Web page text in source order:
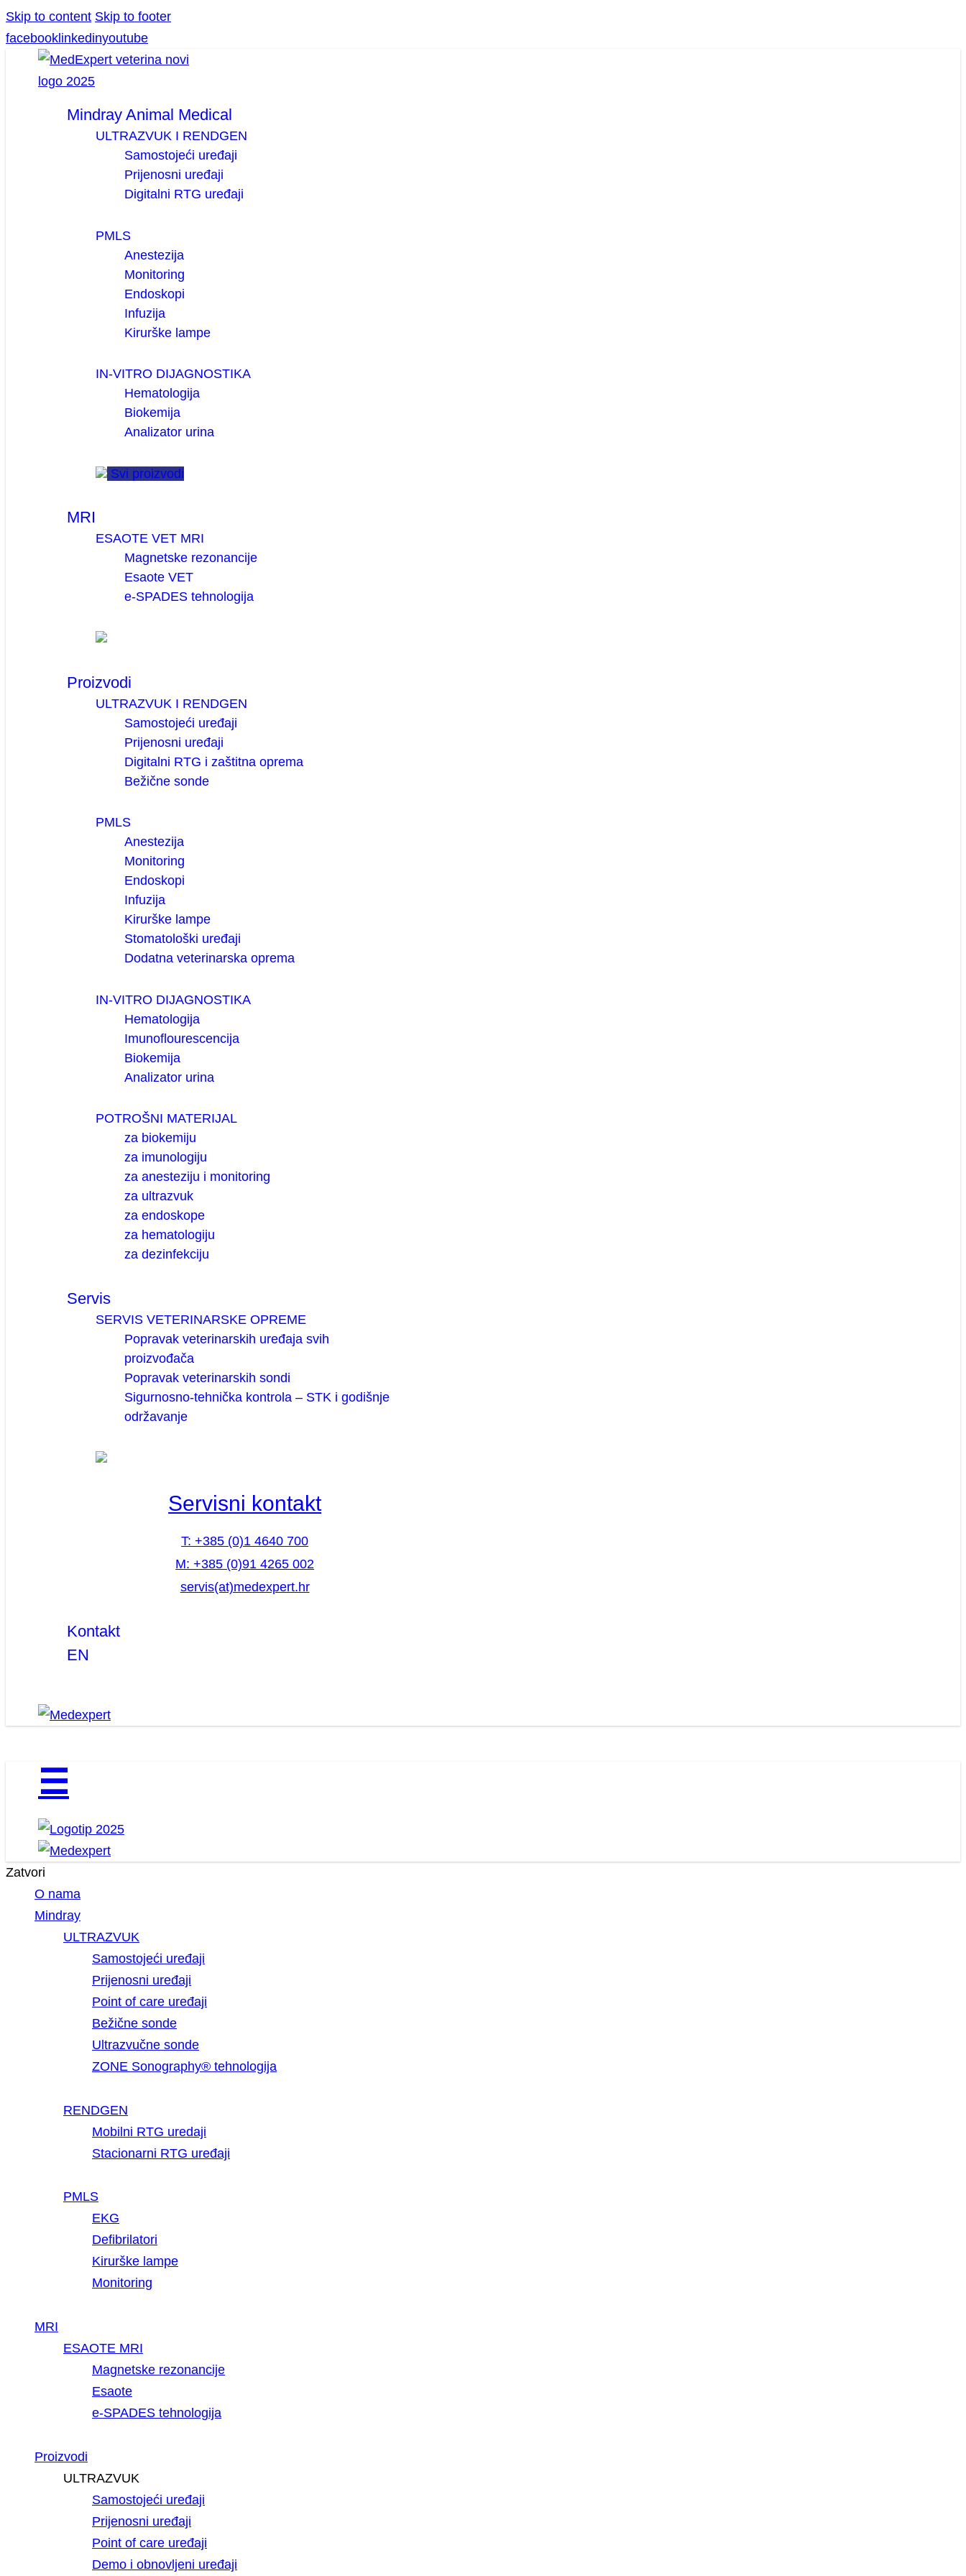
Skip to content Skip to footer
facebook linkedinyoutube
Mindray Animal Medical
ULTRAZVUK I RENDGEN
Samostojeći uređaji
Prijenosni uređaji
Digitalni RTG uređaji
PMLS
Anestezija
Monitoring
Endoskopi
Infuzija
Kirurške lampe
IN-VITRO DIJAGNOSTIKA
Hematologija
Biokemija
Analizator urina
Svi proizvodi
MRI
ESAOTE VET MRI
Magnetske rezonancije
Esaote VET
e-SPADES tehnologija
Proizvodi
ULTRAZVUK I RENDGEN
Samostojeći uređaji
Prijenosni uređaji
Digitalni RTG i zaštitna oprema
Bežične sonde
PMLS
Anestezija
Monitoring
Endoskopi
Infuzija
Kirurške lampe
Stomatološki uređaji
Dodatna veterinarska oprema
IN-VITRO DIJAGNOSTIKA
Hematologija
Imunoflourescencija
Biokemija
Analizator urina
POTROŠNI MATERIJAL
za biokemiju
za imunologiju
za anesteziju i monitoring
za ultrazvuk
za endoskope
za hematologiju
za dezinfekciju
Servis
SERVIS VETERINARSKE OPREME
Popravak veterinarskih uređaja svih
proizvođača
Popravak veterinarskih sondi
Sigurnosno-tehnička kontrola – STK i godišnje
održavanje
Servisni kontakt
T: +385 (0)1 4640 700
M: +385 (0)91 4265 002
servis(at)medexpert.hr
Kontakt
EN
☰
Zatvori
O nama
Mindray
ULTRAZVUK
Samostojeći uređaji
Prijenosni uređaji
Point of care uređaji
Bežične sonde
Ultrazvučne sonde
ZONE Sonography® tehnologija
RENDGEN
Mobilni RTG uredaji
Stacionarni RTG uređaji
PMLS
EKG
Defibrilatori
Kirurške lampe
Monitoring
MRI
ESAOTE MRI
Magnetske rezonancije
Esaote
e-SPADES tehnologija
Proizvodi
ULTRAZVUK
Samostojeći uređaji
Prijenosni uređaji
Point of care uređaji
Demo i obnovljeni uređaji